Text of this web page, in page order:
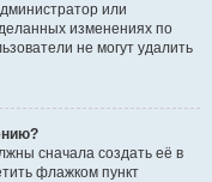
или
изменениях по
не могут удалить
сначала создать её в
флажком пункт